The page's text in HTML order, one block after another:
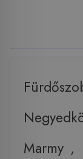
Marmy ,